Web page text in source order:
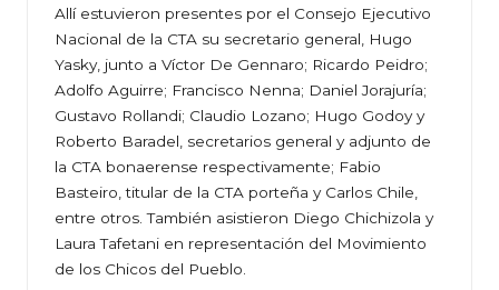
Allí estuvieron presentes por el Consejo Ejecutivo
Nacional de la CTA su secretario general, Hugo
Yasky, junto a Víctor De Gennaro; Ricardo Peidro;
Adolfo Aguirre; Francisco Nenna; Daniel Jorajuría;
Gustavo Rollandi; Claudio Lozano; Hugo Godoy y
Roberto Baradel, secretarios general y adjunto de
la CTA bonaerense respectivamente; Fabio
Basteiro, titular de la CTA porteña y Carlos Chile,
entre otros. También asistieron Diego Chichizola y
Laura Tafetani en representación del Movimiento
de los Chicos del Pueblo.